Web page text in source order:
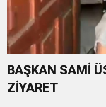
BAŞKAN SAMİ
ZİYARET